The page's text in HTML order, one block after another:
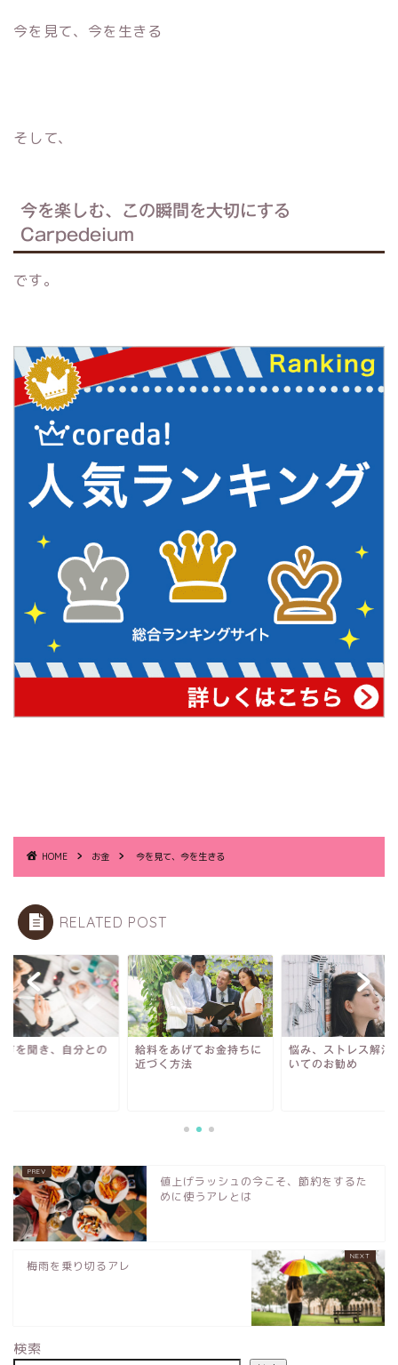
今を見て、今を生きる
そして、
今を楽しむ、この瞬間を大切にする
Carpedeium
です。
HOME お金 今を見て、今を生きる
RELATED POST
声を聞き、自分との
給料をあげてお金持ちに
近づく方法
悩み、ストレス解消
いてのお勧め
値上げラッシュの今こそ、節約をするた
めに使うアレとは
梅雨を乗り切るアレ
検索